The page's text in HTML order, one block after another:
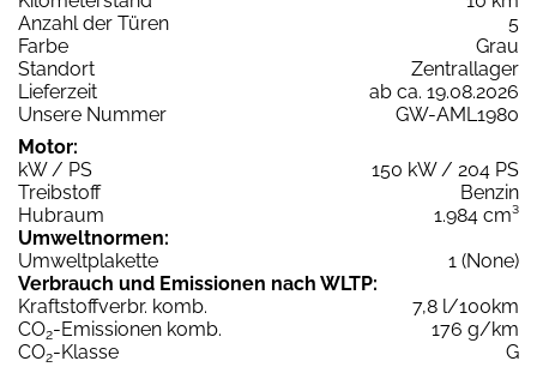
Anzahl der Türen
5
Farbe
Grau
Standort
Zentrallager
Lieferzeit
ab ca. 19.08.2026
Unsere Nummer
GW-AML1980
Motor:
kW / PS
150 kW / 204 PS
Treibstoff
Benzin
Hubraum
1.984 cm³
Umweltnormen:
Umweltplakette
1 (None)
Verbrauch und Emissionen nach WLTP:
Kraftstoffverbr. komb.
7,8 l/100km
CO2-Emissionen komb.
176 g/km
CO2-Klasse
G